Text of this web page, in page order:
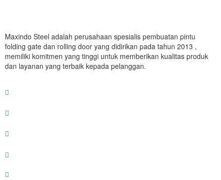
Maxindo Steel adalah perusahaan spesialis pembuatan pintu
folding gate dan rolling door yang didirikan pada tahun 2013 ,
memiliki komitmen yang tinggi untuk memberikan kualitas produk
dan layanan yang terbaik kepada pelanggan.